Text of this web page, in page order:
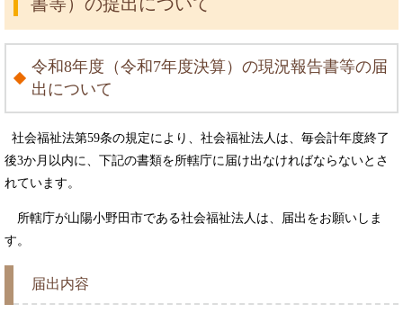
令和8年度（令和7年度決算）の現況報告書等の届
出について
社会福祉法第59条の規定により、社会福祉法人は、毎会計年度終了
後3か月以内に、下記の書類を所轄庁に届け出なければならないとさ
れています。
所轄庁が山陽小野田市である社会福祉法人は、届出をお願いしま
す。
届出内容